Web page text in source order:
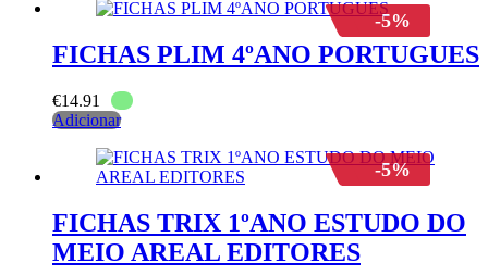
-5%
FICHAS PLIM 4ºANO PORTUGUES
€14.91
Adicionar
-5%
FICHAS TRIX 1ºANO ESTUDO DO
MEIO AREAL EDITORES